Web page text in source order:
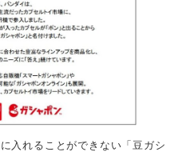
入れることができない「豆ガシ